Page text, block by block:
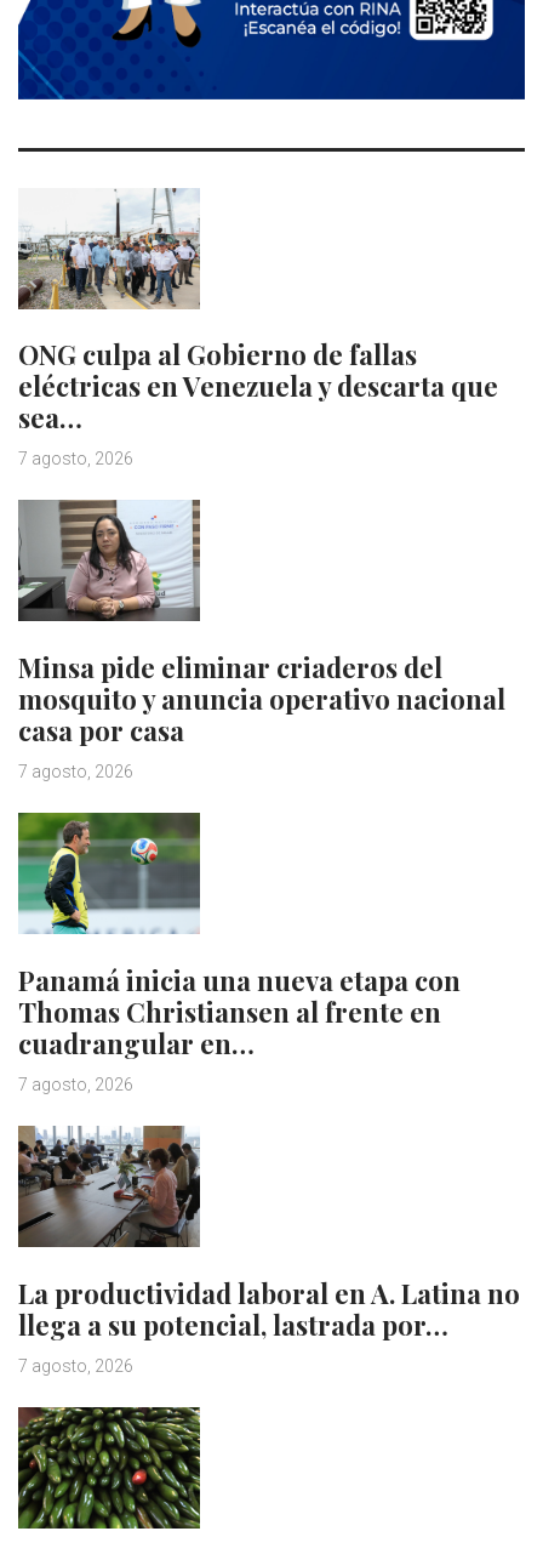
ONG culpa al Gobierno de fallas
eléctricas en Venezuela y descarta que
sea…
7 agosto, 2026
Minsa pide eliminar criaderos del
mosquito y anuncia operativo nacional
casa por casa
7 agosto, 2026
Panamá inicia una nueva etapa con
Thomas Christiansen al frente en
cuadrangular en…
7 agosto, 2026
La productividad laboral en A. Latina no
llega a su potencial, lastrada por…
7 agosto, 2026